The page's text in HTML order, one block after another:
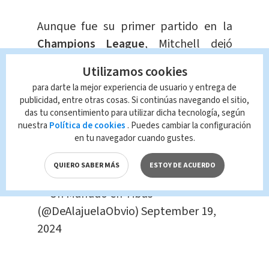
Aunque fue su primer partido en la
Champions League, Mitchell dejó
enfrentarse a algunos de los mejores
equipos y jugadores del mundo.
Jeyland Mitchell debutando en
Champions League ????????❤️
pic.twitter.com/mJmgyoGacT
— Un Manudo en Tibás
(@DeAlajuelaObvio)September 19,
2024
Utilizamos cookies
para darte la mejor experiencia de usuario y entrega de
publicidad, entre otras cosas. Si continúas navegando el sitio,
das tu consentimiento para utilizar dicha tecnología, según
nuestra Política de cookies . Puedes cambiar la configuración
en tu navegador cuando gustes.
QUIERO SABER MÁS ESTOY DE ACUERDO